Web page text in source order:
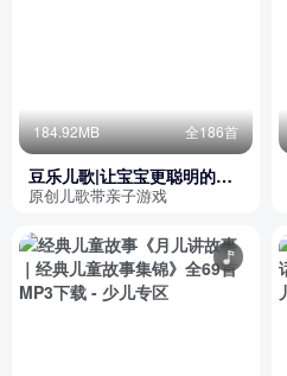
184.92MB 全186首
豆乐儿歌|让宝宝更聪明的新
儿歌
原创儿歌带亲子游戏